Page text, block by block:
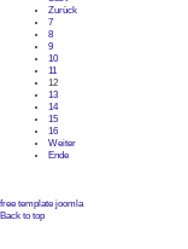
Zurück
7
8
9
10
11
12
13
14
15
16
Weiter
Ende
free template joomla
Back to top